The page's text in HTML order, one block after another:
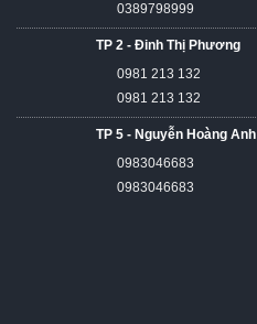
0389798999
TP 2 - Đinh Thị Phương
0981 213 132
0981 213 132
TP 5 - Nguyễn Hoàng Anh
0983046683
0983046683